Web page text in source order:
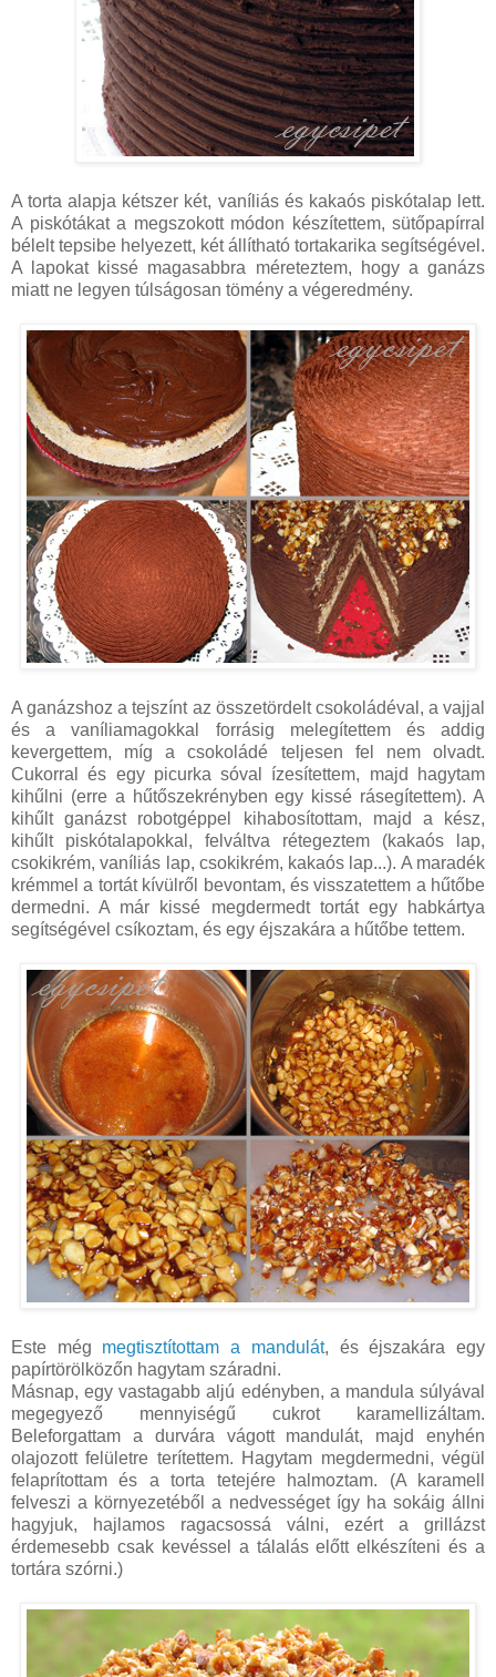
A torta alapja kétszer két, vaníliás és kakaós piskótalap lett.
A piskótákat a megszokott módon készítettem, sütőpapírral
bélelt tepsibe helyezett, két állítható tortakarika segítségével.
A lapokat kissé magasabbra méreteztem, hogy a ganázs
miatt ne legyen túlságosan tömény a végeredmény.
A ganázshoz a tejszínt az összetördelt csokoládéval, a vajjal
és a vaníliamagokkal forrásig melegítettem és addig
kevergettem, míg a csokoládé teljesen fel nem olvadt.
Cukorral és egy picurka sóval ízesítettem, majd hagytam
kihűlni (erre a hűtőszekrényben egy kissé rásegítettem). A
kihűlt ganázst robotgéppel kihabosítottam, majd a kész,
kihűlt piskótalapokkal, felváltva rétegeztem (kakaós lap,
csokikrém, vaníliás lap, csokikrém, kakaós lap...). A maradék
krémmel a tortát kívülről bevontam, és visszatettem a hűtőbe
dermedni. A már kissé megdermedt tortát egy habkártya
segítségével csíkoztam, és egy éjszakára a hűtőbe tettem.
Este még megtisztítottam a mandulát, és éjszakára egy
papírtörölközőn hagytam száradni.
Másnap, egy vastagabb aljú edényben, a mandula súlyával
megegyező mennyiségű cukrot karamellizáltam.
Beleforgattam a durvára vágott mandulát, majd enyhén
olajozott felületre terítettem. Hagytam megdermedni, végül
felaprítottam és a torta tetejére halmoztam. (A karamell
felveszi a környezetéből a nedvességet így ha sokáig állni
hagyjuk, hajlamos ragacsossá válni, ezért a grillázst
érdemesebb csak kevéssel a tálalás előtt elkészíteni és a
tortára szórni.)